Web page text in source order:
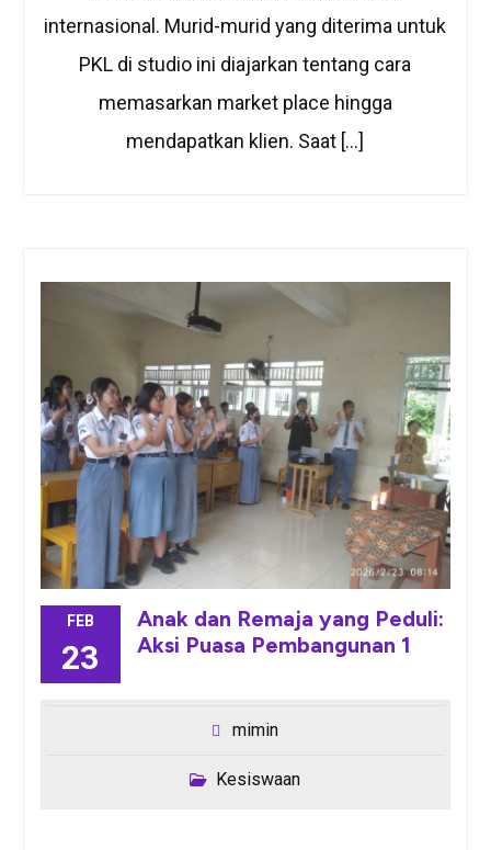
internasional. Murid-murid yang diterima untuk
PKL di studio ini diajarkan tentang cara
memasarkan market place hingga
mendapatkan klien. Saat […]
FEB
23
Anak dan Remaja yang Peduli:
Aksi Puasa Pembangunan 1
mimin
Kesiswaan